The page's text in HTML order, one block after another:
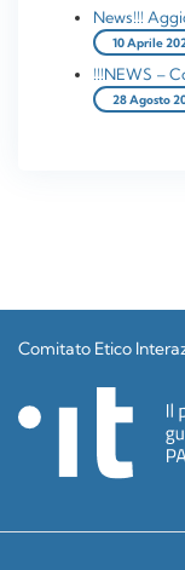
News!!!
10 Aprile
!!!NEWS –
28 Agosto
Comitato Etico